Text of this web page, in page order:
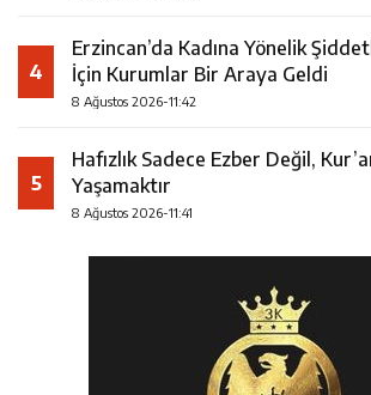
4
Erzincan’da Kadına Yönelik
İçin Kurumlar Bir Araya Geldi
8 Ağustos 2026-11:42
5
Hafızlık Sadece Ezber Değil,
Yaşamaktır
8 Ağustos 2026-11:41